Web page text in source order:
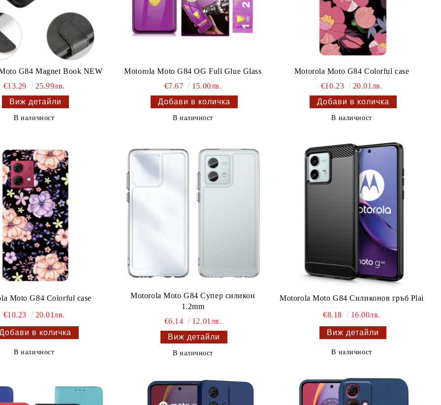
G84 Magnet Book NEW
€13.29
25.99лв.
Виж детайли
В наличност
Motorola Moto G84 OG Full Glue Glass
€7.67
15.00лв.
В наличност
Motorola Moto G84 Colorful case
€10.23
20.01лв.
В наличност
Moto G84 Colorful case
€10.23 20.01лв.
В наличност
Motorola Moto G84 Супер силикон
1.2mm
€6.14
12.01лв.
Виж детайли
В наличност
Motorola Moto G84 Силиконов гръб Plai
€8.18 16.00лв.
Виж детайли
В наличност